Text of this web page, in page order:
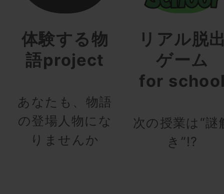
体験する物
語project
あなたも、物語
の登場人物にな
りませんか
リアル脱
ゲーム
for
次の授業は“謎
き”!?